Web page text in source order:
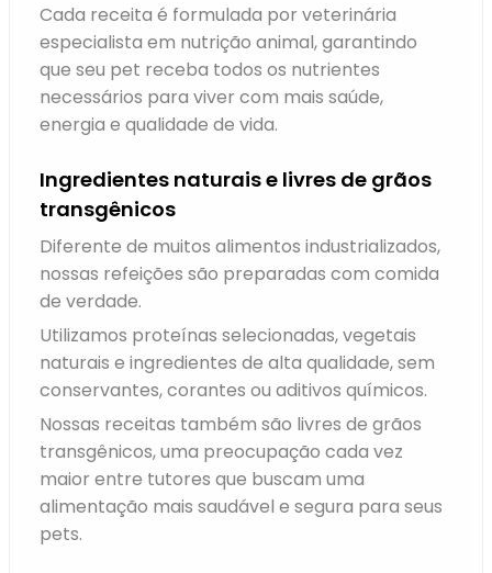
Cada receita é formulada por veterinária
especialista em nutrição animal, garantindo
que seu pet receba todos os nutrientes
necessários para viver com mais saúde,
energia e qualidade de vida.
Ingredientes naturais e livres de grãos
transgênicos
Diferente de muitos alimentos industrializados,
nossas refeições são preparadas com comida
de verdade.
Utilizamos proteínas selecionadas, vegetais
naturais e ingredientes de alta qualidade, sem
conservantes, corantes ou aditivos químicos.
Nossas receitas também são livres de grãos
transgênicos, uma preocupação cada vez
maior entre tutores que buscam uma
alimentação mais saudável e segura para seus
pets.